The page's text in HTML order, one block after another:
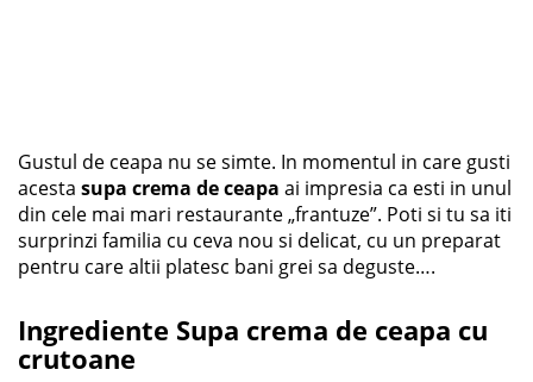
Gustul de ceapa nu se simte. In momentul in care gusti
acesta supa crema de ceapa ai impresia ca esti in unul
din cele mai mari restaurante „frantuze”. Poti si tu sa iti
surprinzi familia cu ceva nou si delicat, cu un preparat
pentru care altii platesc bani grei sa deguste….
Ingrediente Supa crema de ceapa cu
crutoane